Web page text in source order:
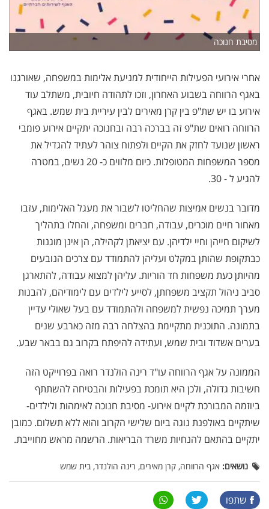
מסיבת חנוכה
אחרי אירועי הפעילות הייחודית למניעת אלימות במשפחה, שאורגנו
באגף הרווחה בשבוע האחרון, וזכו לתהודה חיובית, משתלב עוד
אירוע בו יש שת"פ בין קרן מאירים לבין עיריית בית שמש. באגף
הרווחה רואים שת"פ זה בברכה רבה ובחנוכה יתקיים אירוע פומבי
ראשון שנועד לחזק את הקיים ולפתוח צוהר לעתיד להגדיל את
מספר המשפחות המטופלות. כיום מלווים כ- 20 נשים, במטרה
להגיע ל - 30.
מדובר בנשים אמיצות שהחליטו לשבור את מעגל האלימות, עזבו
מאחור חיים מוכרים, עבודה, חברים ומשפחה, והחלו בתהליך
לשיקום חייהן וחיי ילדיהן. עם יציאתן לקהילה, הן אינן מוגנות
כבתקופת שהותן במקלט ועליהן להתמודד עם צרכים הנובעים
מהיותן כעת משפחות חד הוריות. עליהן למצוא עבודה, להתארגן
סביב ניהול תקציב משפחתן, לסייע לילדים עם לימודיהם, להבנות
מערך תמיכה נפשית למשפחה ולהתמודד עם בעל שאולי עדיין
בתמונה. התוכנית מתקיימת בהצלחה רבה מזה כארבע שנים
בערים אשדוד ובית שמש, ועתידה להיפתח בקרוב גם בבאר שבע.
הממונה על אגף הרווחה עו"ד רינה הולנדר רואה בפרוייקט הזה
חשיבות גדולה, ולכן היא תומכת בפעילות והבטיחה להשתתף
ביוזמה המבורכת לקיים אירוע- מסיבת חנוכה לאימהות ולילדים-
שיתקיים באולפנת נוגה ביום שלישי הקרוב והוא ללא תשלום. כמובן
יתקיים בהתאם להנחיות משרד הבריאות. הרשמה מראש מחוייבת.
נושאים: אגף הרווחה, קרן מאירים, רינה הולנדר, בית שמש
שתפו